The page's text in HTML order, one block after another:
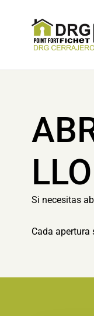
Si necesitas
Cada apertura